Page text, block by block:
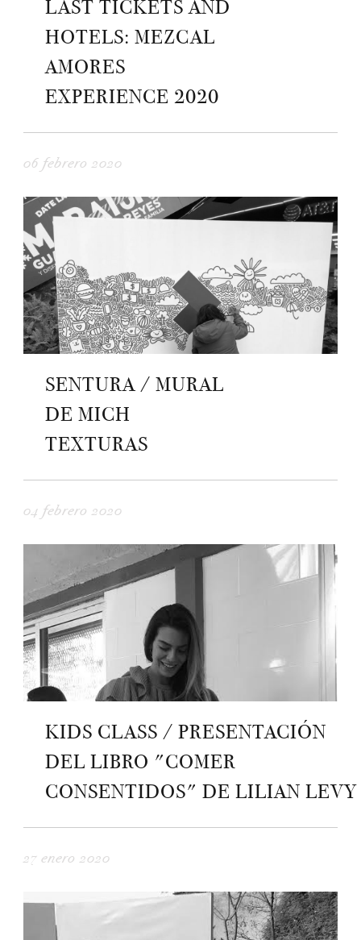
LAST TICKETS AND
HOTELS: MEZCAL
AMORES
EXPERIENCE 2020
06 febrero 2020
SENTURA / MURAL
DE MICH
TEXTURAS
04 febrero 2020
KIDS CLASS / PRESENTACIÓN
DEL LIBRO "COMER
CONSENTIDOS" DE LILIAN LEVY
27 enero 2020